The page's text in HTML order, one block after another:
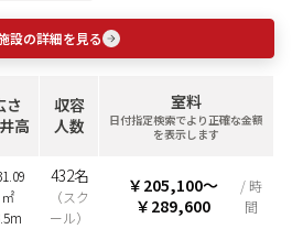
設の詳細を見る
さ
高
収容
人数
室料
日付指定検索でより正確な金額
を表示します
㎡
432名
（スク
ール）
￥205,100〜
￥289,600
/ 時
間